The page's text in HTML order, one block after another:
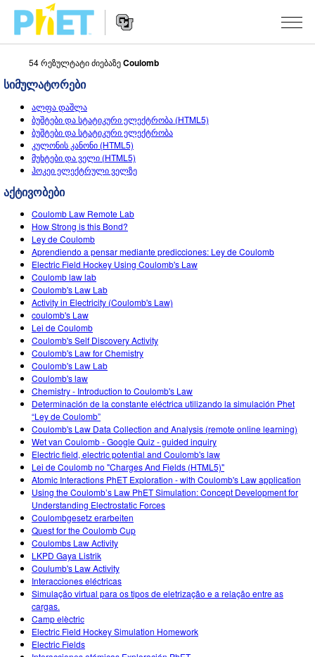
Search
the
PhET
Website
Navigation
ᲡᲘᲛᲣᲚᲐᲪᲘᲔᲑᲘ
All Sims
ფიზიკა
მათემატიკა
ქიმია
ბუნებისმეტყველება
ბიოლოგია
თარგმნილი სიმ-ები
Customizable Sims
STUDIO
About Studio
Customizable Sims
Start a Free Trial
Purchase a License
TEACHING
აქტივობების ჩამონათვალი
გააზიარე შენი აქტივობები
Activity Contribution Guidelines
Virtual Workshops
Professional Learning with PhET
Teaching with PhET
ᲙᲕᲚᲔᲕᲔᲑᲘ
INITIATIVES
Inclusive Design
PhET Global
Data Fluency
DEIB in STEM Ed
SceneryStack OSE
Impact Report
ᲨᲔᲡᲕᲚᲐ / ᲠᲔᲒᲘᲡᲢᲠᲐᲪᲘᲐ
ᲨᲔᲡᲕᲚᲐ / ᲠᲔᲒᲘᲡᲢᲠᲐᲪᲘᲐ
54 რეზულტატი ძიებაზეCoulomb
სიმულატორები
ალფა დაშლა
ბუშტები და სტატიკური ელექტრობა (HTML5)
ბუშტები და სტატიკური ელექტრობა
კულონის კანონი (HTML5)
მუხტები და ველი (HTML5)
ჰოკეი ელექტრული ველზე
აქტივობები
Coulomb Law Remote Lab
How Strong is this Bond?
Ley de Coulomb
Aprendiendo a pensar mediante predicciones: Ley de Coulomb
Electric Field Hockey Using Coulomb's Law
Coulomb law lab
Coulomb's Law Lab
Activity in Electricity (Coulomb's Law)
coulomb's Law
Lei de Coulomb
Coulomb's Self Discovery Activity
Coulomb's Law for Chemistry
Coulomb's Law Lab
Coulomb's law
Chemistry - Introduction to Coulomb's Law
Determinación de la constante eléctrica utilizando la simulación Phet
“Ley de Coulomb”
Coulomb's Law Data Collection and Analysis (remote online learning)
Wet van Coulomb - Google Quiz - guided inquiry
Electric field, electric potential and Coulomb's law
Lei de Coulomb no "Charges And Fields (HTML5)"
Atomic Interactions PhET Exploration - with Coulomb's Law application
Using the Coulomb’s Law PhET Simulation: Concept Development for
Understanding Electrostatic Forces
Coulombgesetz erarbeiten
Quest for the Coulomb Cup
Coulombs Law Activity
LKPD Gaya Listrik
Coulumb's Law Activity
Interacciones eléctricas
Simulação virtual para os tipos de eletrização e a relação entre as
cargas.
Camp elèctric
Electric Field Hockey Simulation Homework
Electric Fields